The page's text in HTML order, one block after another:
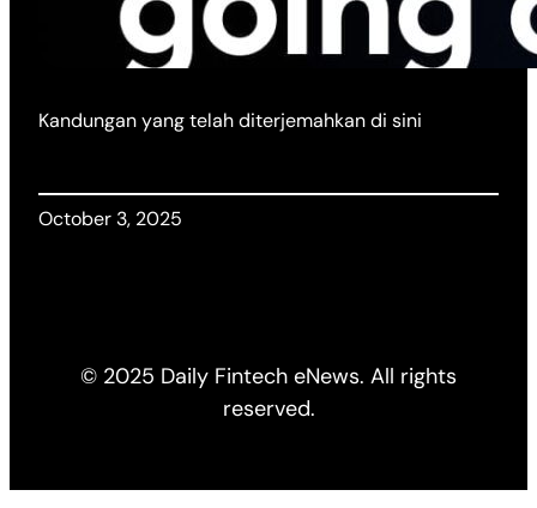
Kandungan yang telah diterjemahkan di sini
October 3, 2025
© 2025 Daily Fintech eNews. All rights
reserved.